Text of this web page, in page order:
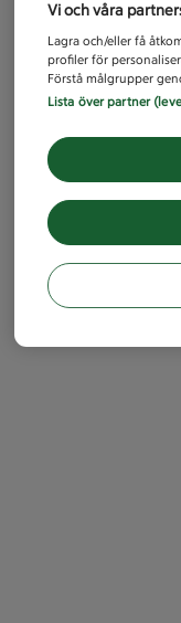
Vi och våra
Lagra och/eller få
profiler för
Förstå målgrupper
Lista över partner